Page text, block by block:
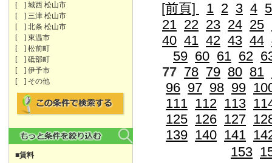
[ ] 城西 松山市
[ ] 三津 松山市
[ ] 北条 松山市
[ ] 東温市
[ ] 松前町
[ ] 砥部町
[ ] 伊予市
[ ] その他
■賃料
[前頁] 1 2 3 4 5
21 22 23 24 25
40 41 42 43 44
59 60 61 62
77 78 79 80 81
96 97 98 99
111 112 113
125 126 127
139 140 141
153